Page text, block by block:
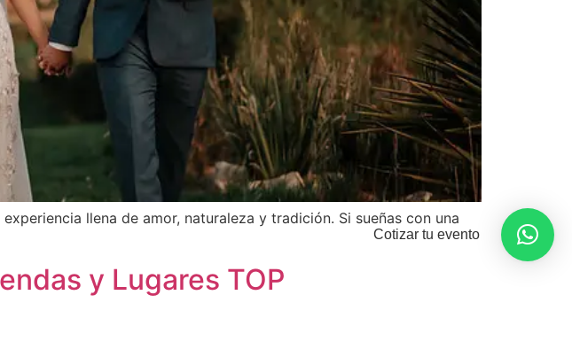
llena de amor, naturaleza y tradición. Si sueñas con una
y Lugares TOP
Cotizar tu evento